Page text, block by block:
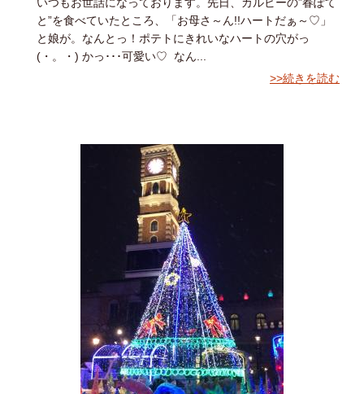
と”を食べていたところ、「お母さ～ん!!ハートだぁ～♡」
と娘が。なんとっ！ポテトにきれいなハートの穴がっ
(・。・) かっ･･･可愛い♡ なん...
>>続きを読む